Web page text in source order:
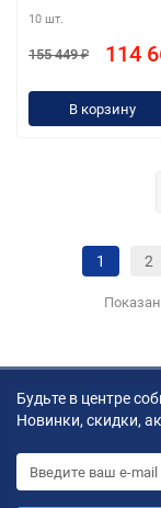
stand, Wi-Fi/BT,
repl.
10 шт.
155 449 ₽ 114
В корзину
1 2
Будьте в центре
Новинки, скидки,